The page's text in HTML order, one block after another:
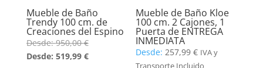
Mueble de Baño
Trendy 100 cm. de
Creaciones del Espino
Desde:950,00€
Desde: 519,99 €
Mueble de Baño Kloe
100 cm. 2 Cajones, 1
Puerta de ENTREGA
INMEDIATA
Desde:257,99€ IVA y
Transporte Incluido